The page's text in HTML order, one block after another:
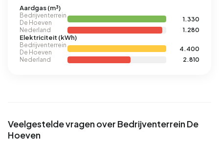
Aardgas (m³)
Bedrijventerrein
De Hoeven
1.330
Nederland
1.280
Elektriciteit (kWh)
Bedrijventerrein
De Hoeven
4.400
Nederland
2.810
Veelgestelde vragen over Bedrijventerrein De
Hoeven